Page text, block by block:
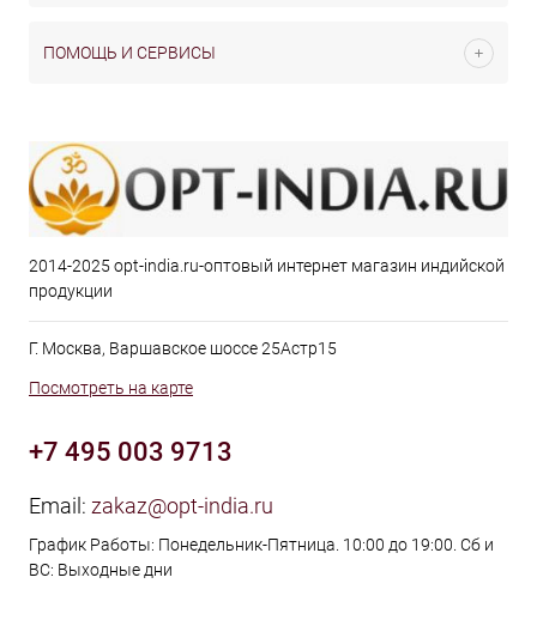
ПОМОЩЬ И СЕРВИСЫ
2014-2025 opt-india.ru-оптовый интернет магазин индийской
продукции
Г. Москва, Варшавское шоссе 25Астр15
Посмотреть на карте
+7 495 003 9713
Email: zakaz@opt-india.ru
График Работы: Понедельник-Пятница. 10:00 до 19:00. Сб и
ВС: Выходные дни